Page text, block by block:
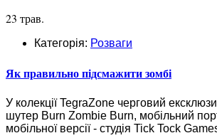
23 трав.
Категорія: Розваги
Як правильно підсмажити зомбі
У колекції TegraZone черговий
шутер Burn Zombie Burn, мобільний
мобільної версії - студія Tick Tock